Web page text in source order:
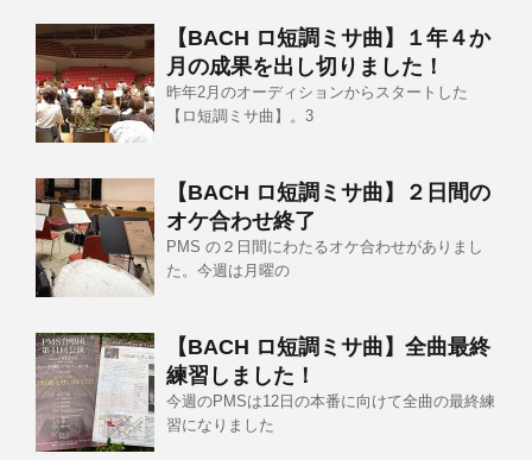
【BACH ロ短調ミサ曲】１年４か
月の成果を出し切りました！
昨年2月のオーディションからスタートした
【ロ短調ミサ曲】。3
【BACH ロ短調ミサ曲】２日間の
オケ合わせ終了
PMS の２日間にわたるオケ合わせがありまし
た。今週は月曜の
【BACH ロ短調ミサ曲】全曲最終
練習しました！
今週のPMSは12日の本番に向けて全曲の最終練
習になりました